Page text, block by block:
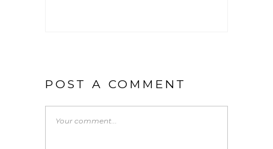
POST A COMMENT